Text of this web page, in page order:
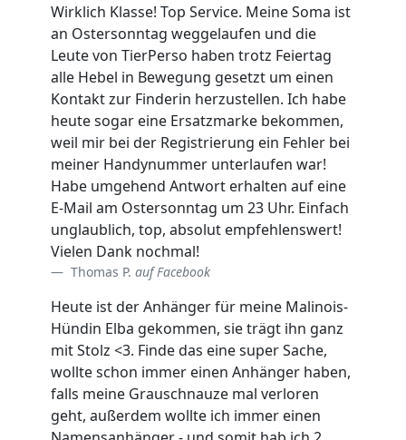
Wirklich Klasse! Top Service. Meine Soma ist
an Ostersonntag weggelaufen und die
Leute von TierPerso haben trotz Feiertag
alle Hebel in Bewegung gesetzt um einen
Kontakt zur Finderin herzustellen. Ich habe
heute sogar eine Ersatzmarke bekommen,
weil mir bei der Registrierung ein Fehler bei
meiner Handynummer unterlaufen war!
Habe umgehend Antwort erhalten auf eine
E-Mail am Ostersonntag um 23 Uhr. Einfach
unglaublich, top, absolut empfehlenswert!
Vielen Dank nochmal!
Thomas P. auf Facebook
Heute ist der Anhänger für meine Malinois-
Hündin Elba gekommen, sie trägt ihn ganz
mit Stolz <3. Finde das eine super Sache,
wollte schon immer einen Anhänger haben,
falls meine Grauschnauze mal verloren
geht, außerdem wollte ich immer einen